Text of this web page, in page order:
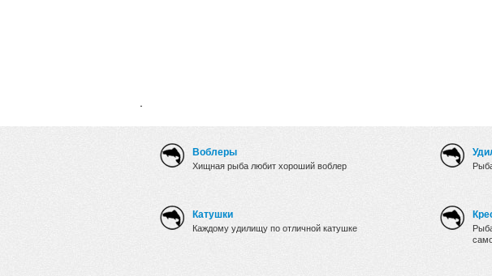
.
Воблеры
Хищная рыба любит хороший воблер
Катушки
Каждому удилищу по отличной катушке